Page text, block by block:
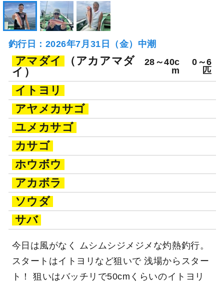
釣行日：2026年7月31日（金）中潮
アマダイ
（アカアマダ
イ）
28～40c
m
0～6
匹
イトヨリ
アヤメカサゴ
ユメカサゴ
カサゴ
ホウボウ
アカボラ
ソウダ
サバ
今日は風がなく ムシムシジメジメな灼熱釣行。
スタートはイトヨリなど狙いで 浅場からスター
ト！ 狙いはバッチリで50cmくらいのイトヨリ